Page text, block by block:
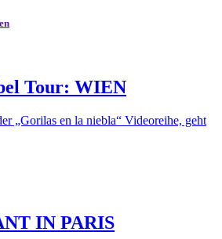
Tour: WIEN
„Gorilas en la niebla“ Videoreihe, geht
IN PARIS